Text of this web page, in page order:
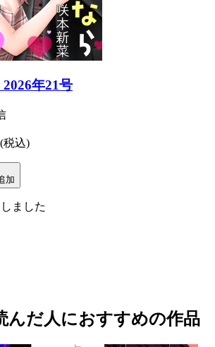
年21号
(税込)
加
ました
んだ人におすすめの作品